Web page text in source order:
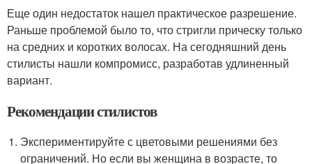
Еще один недостаток нашел практическое разрешение.
Раньше проблемой было то, что стригли прическу только
на средних и коротких волосах. На сегодняшний день
стилисты нашли компромисс, разработав удлиненный
вариант.
Рекомендации стилистов
Экспериментируйте с цветовыми решениями без
ограничений. Но если вы женщина в возрасте, то